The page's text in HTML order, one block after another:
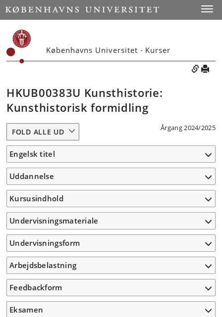
Københavns Universitet - Kurser
HKUB00383U Kunsthistorie:
Kunsthistorisk formidling
Årgang 2024/2025
FOLD ALLE UD
Engelsk titel
Uddannelse
Kursusindhold
Undervisningsmateriale
Undervisningsform
Arbejdsbelastning
Feedbackform
Eksamen